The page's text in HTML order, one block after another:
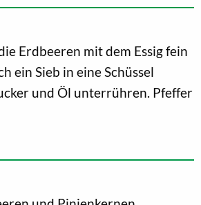
Erdbeeren mit dem Essig fein
ein Sieb in eine Schüssel
und Öl unterrühren. Pfeffer